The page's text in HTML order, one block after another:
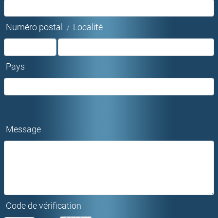
Numéro postal / Localité
Pays
Message
Code de vérification